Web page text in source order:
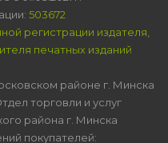
503672
регистрации издателя,
печатных изданий
районе г. Минска
торговли и услуг
района г. Минска
покупателей: